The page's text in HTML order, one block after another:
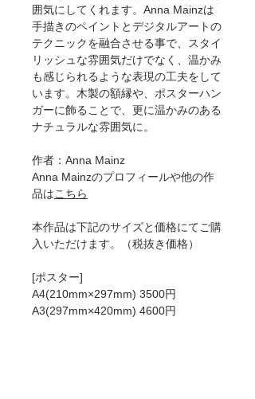
囲気にしてくれます。Anna Mainzは
手描きのペイントとデジタルアートの
テクニックを融合させる事で、スタイ
リッシュな雰囲気だけでなく、温かみ
も感じられるような表現の工夫をして
います。木製の額縁や、ポスターハン
ガーに飾ることで、更に温かみのある
ナチュラルな雰囲気に。
作者：Anna Mainz
Anna Mainzのプロフィールや他の作
品はこちら
本作品は下記のサイズと価格にてご購
入いただけます。（税抜き価格）
[ポスター]
A4(210mm×297mm) 3500円
A3(297mm×420mm) 4600円